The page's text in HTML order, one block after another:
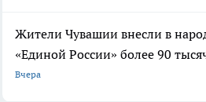
Жители Чувашии внесли в
«Единой России» более 90
Вчера